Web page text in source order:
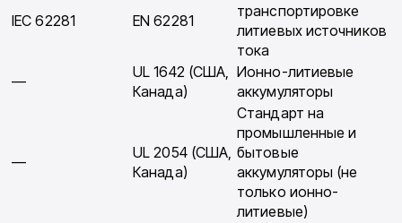
IEC 62281 EN 62281
транспортировке
литиевых источников
тока
—
UL 1642 (США,
Канада)
Ионно-литиевые
аккумуляторы
—
UL 2054 (США,
Канада)
Стандарт на
промышленные и
бытовые
аккумуляторы (не
толь­ко ионно-
литиевые)